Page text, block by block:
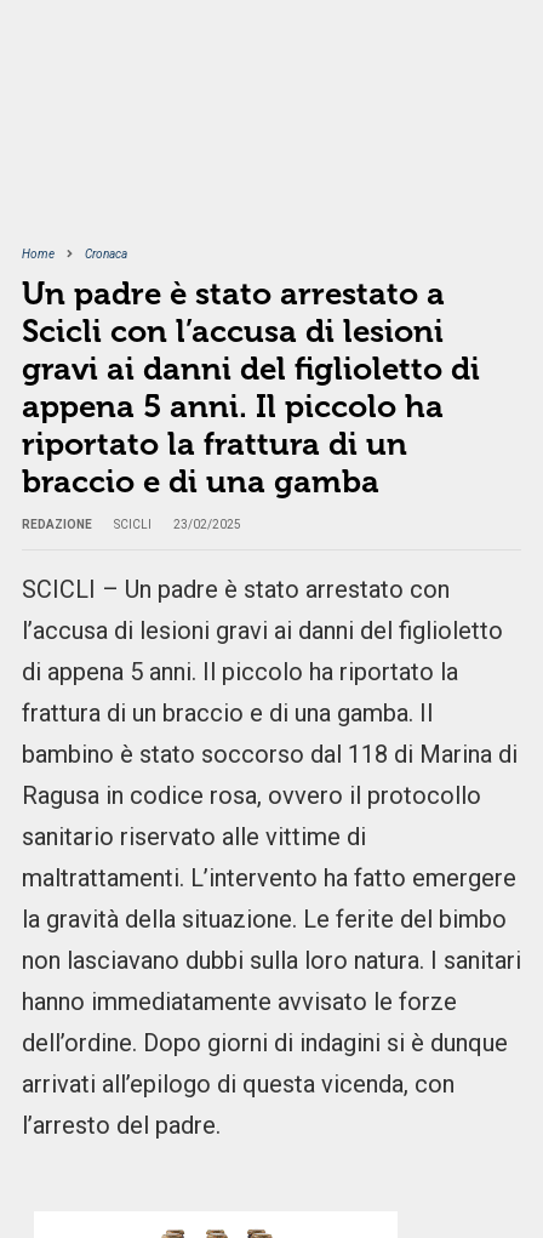
Home Cronaca
Un padre è stato arrestato a
Scicli con l’accusa di lesioni
gravi ai danni del figlioletto di
appena 5 anni. Il piccolo ha
riportato la frattura di un
braccio e di una gamba
REDAZIONE SCICLI 23/02/2025
SCICLI – Un padre è stato arrestato con
l’accusa di lesioni gravi ai danni del figlioletto
di appena 5 anni. Il piccolo ha riportato la
frattura di un braccio e di una gamba. Il
bambino è stato soccorso dal 118 di Marina di
Ragusa in codice rosa, ovvero il protocollo
sanitario riservato alle vittime di
maltrattamenti. L’intervento ha fatto emergere
la gravità della situazione. Le ferite del bimbo
non lasciavano dubbi sulla loro natura. I sanitari
hanno immediatamente avvisato le forze
dell’ordine. Dopo giorni di indagini si è dunque
arrivati all’epilogo di questa vicenda, con
l’arresto del padre.